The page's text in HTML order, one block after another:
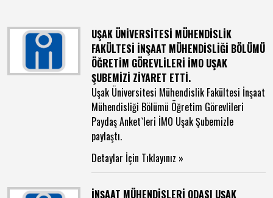
UŞAK ÜNİVERSİTESİ MÜHENDİSLİK
FAKÜLTESİ İNŞAAT MÜHENDİSLİĞİ BÖLÜMÜ
ÖĞRETİM GÖREVLİLERİ İMO UŞAK
ŞUBEMİZİ ZİYARET ETTİ.
Uşak Üniversitesi Mühendislik Fakültesi İnşaat
Mühendisliği Bölümü Öğretim Görevlileri
Paydaş Anket`leri İMO Uşak Şubemizle
paylaştı.
Detaylar İçin Tıklayınız »
İNŞAAT MÜHENDİSLERİ ODASI UŞAK